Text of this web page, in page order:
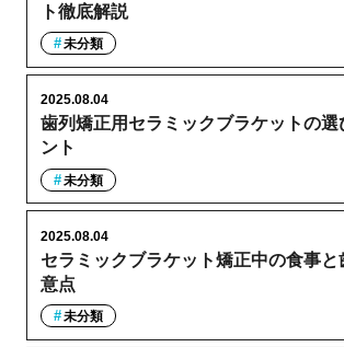
ト徹底解説
未分類
歯列矯正用セラミックブラケットの選
ント
2025.08.04
未分類
セラミックブラケット矯正中の食事と
意点
2025.08.04
未分類